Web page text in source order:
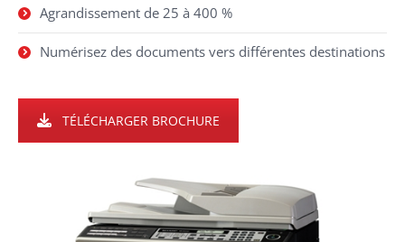
Agrandissement de 25 à 400 %
Numérisez des documents vers différentes destinations
TÉLÉCHARGER BROCHURE